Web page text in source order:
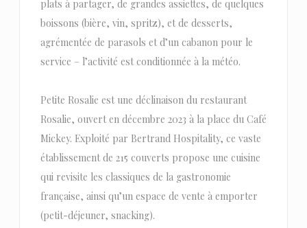
plats à partager, de grandes assiettes, de quelques
boissons (bière, vin, spritz), et de desserts,
agrémentée de parasols et d’un cabanon pour le
service – l’activité est conditionnée à la météo.
Petite Rosalie est une déclinaison du restaurant
Rosalie, ouvert en décembre 2023 à la place du Café
Mickey. Exploité par Bertrand Hospitality, ce vaste
établissement de 215 couverts propose une cuisine
qui revisite les classiques de la gastronomie
française, ainsi qu’un espace de vente à emporter
(petit-déjeuner, snacking).